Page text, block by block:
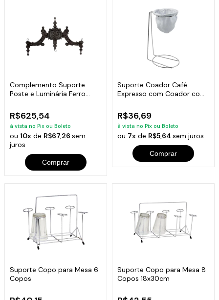
Complemento Suporte
Poste e Luminária Ferro
R$625,54
à vista no Pix ou Boleto
ou10x de R$67,26sem
juros
Comprar
Suporte Coador Café
Expresso com Coador com
R$36,69
à vista no Pix ou Boleto
ou 7xde R$5,64 sem juros
Comprar
Suporte Copo para Mesa 6
Copos
Suporte Copo para Mesa 8
Copos 18x30cm